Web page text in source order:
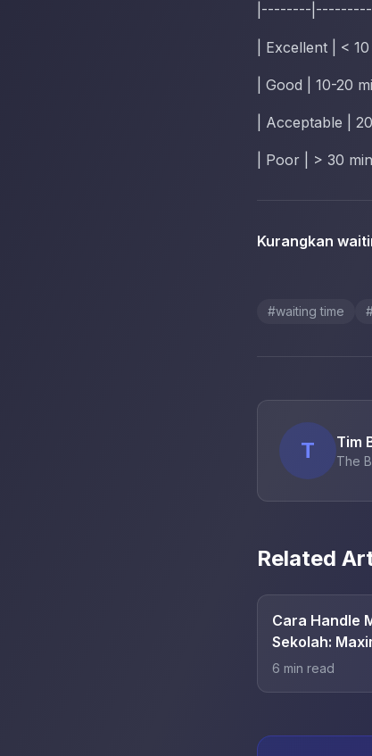
|--------
| Excellent | < 10
| Good | 10-20
| Acceptable |
| Poor | > 30
Kurangkan
#waiting time
T Tim
The
Related
Cara Handle
Sekolah:
Revenue
6 min read